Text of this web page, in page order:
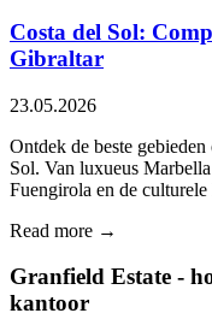
Costa del Sol:
Gibraltar
23.05.2026
Ontdek de beste
Sol. Van luxueus
Fuengirola en de
Read more →
Granfield Estate -
kantoor